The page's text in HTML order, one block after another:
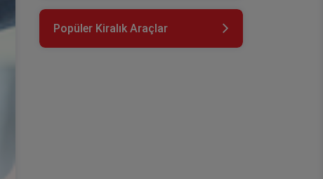
Popüler Kiralık Araçlar